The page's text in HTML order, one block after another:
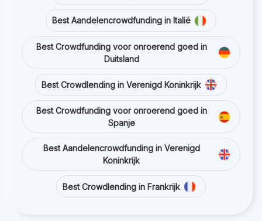
Best Aandelencrowdfunding in Italië
Best Crowdfunding voor onroerend goed in
Duitsland
Best Crowdlending in Verenigd Koninkrijk
Best Crowdfunding voor onroerend goed in
Spanje
Best Aandelencrowdfunding in Verenigd
Koninkrijk
Best Crowdlending in Frankrijk